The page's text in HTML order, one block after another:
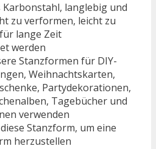
langlebig und
zu verformen, leicht zu
lange Zeit
werden
Stanzformen für DIY-
Weihnachtskarten,
Partydekorationen,
Tagebücher und
verwenden
Stanzform, um eine
herzustellen